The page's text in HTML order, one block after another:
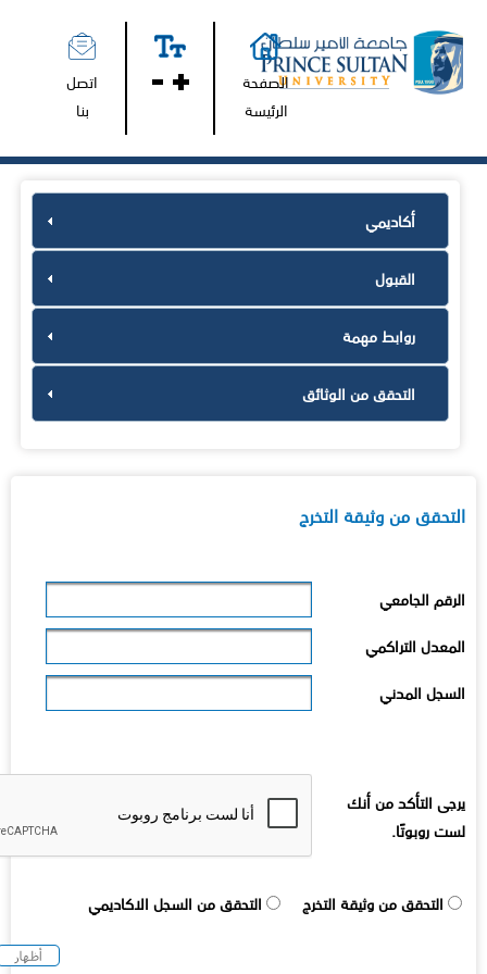
الصفحة
الرئيسة
اتصل
أكاديمي
القبول
روابط مهمة
التحقق من الوثائق
من وثيقة التخرج
الجامعي
التراكمي
المدني
التأكد من أنك
روبوتًا.
التحقق من وثيقة التخرج التحقق من السجل الاكاديمي